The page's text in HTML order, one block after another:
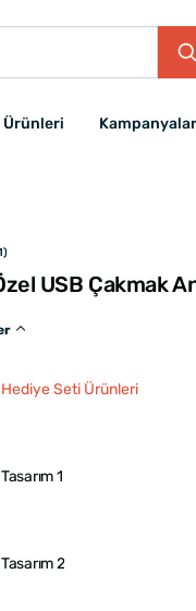
Ürünleri Kampanyalar
USB Çakmak
Hediye Seti Ürünleri
Tasarım 1
Tasarım 2